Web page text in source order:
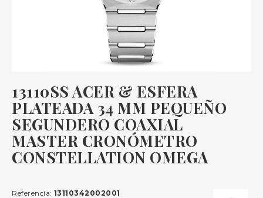
13110SS ACER & ESFERA
PLATEADA 34 MM PEQUEÑO
SEGUNDERO COAXIAL
MASTER CRONÓMETRO
CONSTELLATION OMEGA
Referencia: 13110342002001